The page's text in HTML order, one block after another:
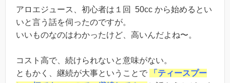
アロエジュース、初心者は１回 50cc から始めるとい
いと言う話を伺ったのですが。
いいものなのはわかったけど、高いんだよね〜。
コスト高で、続けられないと意味がない。
ともかく、継続が大事ということで
「ティースプー